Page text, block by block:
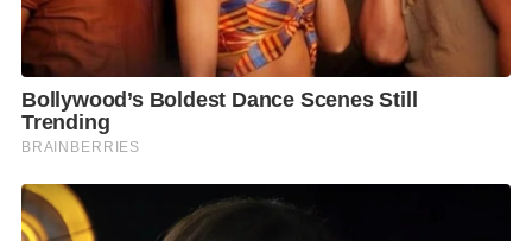
ติดตามกิจกรรมและโปรโมชันดี ๆ ของศูนย์การค้าเอ็ม บี
เค เซ็นเตอร์ ได้ที่ https://www.mbk-center.co.th/ หรือ
เฟซบุ๊กเพจ mbkcenterth อินสตาแกรม mbkcenter.
F
a
L
T
w
C
Share
S